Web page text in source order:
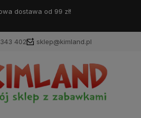
dostawa od 99 zł!
402 sklep@kimland.pl